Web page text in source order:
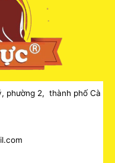
phường 2, thành phố Cà